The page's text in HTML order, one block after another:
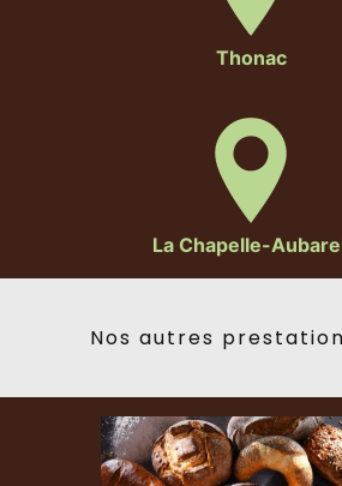
Thonac
La Chapelle-
Nos autres